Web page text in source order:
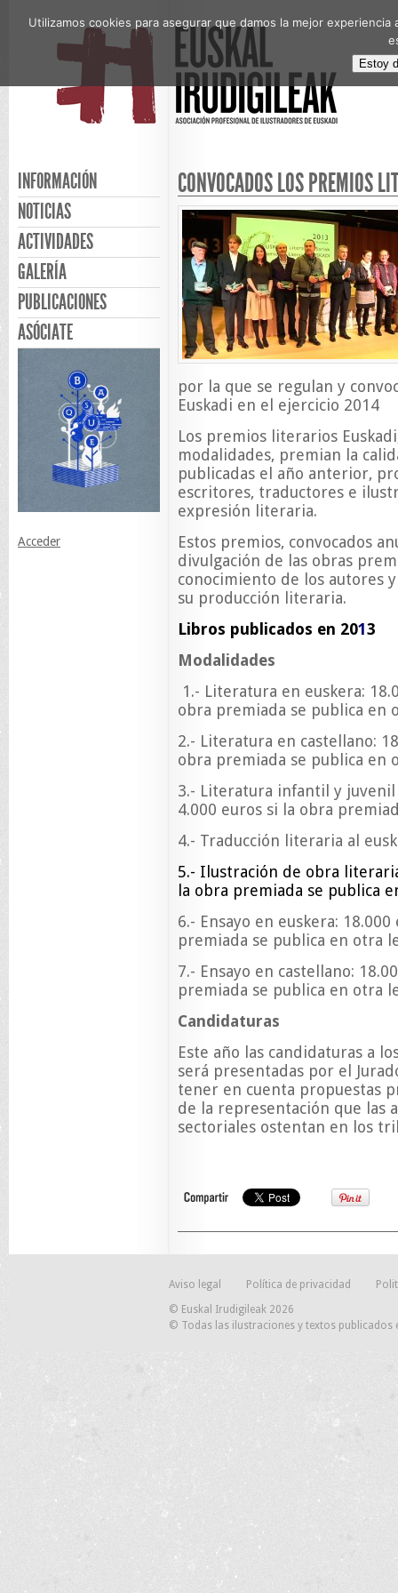
INFORMACIÓN
NOTICIAS
ACTIVIDADES
GALERÍA
PUBLICACIONES
ASÓCIATE
Acceder
CONVOCADOS LOS PREMIOS
por la que se regulan y
Euskadi en el ejercicio 2014
Los premios literarios
modalidades, premian la
publicadas el año anterior,
escritores, traductores e
expresión literaria.
Estos premios, convocados
divulgación de las obras
conocimiento de los autores
su producción literaria.
Libros publicados en 2013
Modalidades
1.- Literatura en euskera:
obra premiada se publica en
2.- Literatura en castellano:
obra premiada se publica en
3.- Literatura infantil y juvenil
4.000 euros si la obra
4.- Traducción literaria al
5.- Ilustración de obra
la obra premiada se publica
6.- Ensayo en euskera:
premiada se publica en otra
7.- Ensayo en castellano:
premiada se publica en otra
Candidaturas
Este año las candidaturas a
será presentadas por el
tener en cuenta propuestas
de la representación que las
sectoriales ostentan en los
Aviso legal Política de privacidad
© Euskal Irudigileak 2026
© Todas las ilustraciones y textos publicados
Utilizamos cookies para asegurar que damos la mejor
Estoy